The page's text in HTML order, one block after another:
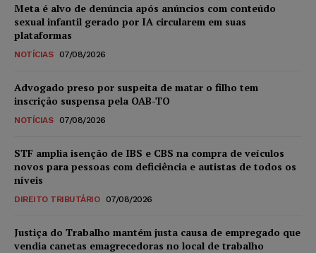
Meta é alvo de denúncia após anúncios com conteúdo
sexual infantil gerado por IA circularem em suas
plataformas
NOTÍCIAS 07/08/2026
Advogado preso por suspeita de matar o filho tem
inscrição suspensa pela OAB-TO
NOTÍCIAS 07/08/2026
STF amplia isenção de IBS e CBS na compra de veículos
novos para pessoas com deficiência e autistas de todos os
níveis
DIREITO TRIBUTÁRIO 07/08/2026
Justiça do Trabalho mantém justa causa de empregado que
vendia canetas emagrecedoras no local de trabalho